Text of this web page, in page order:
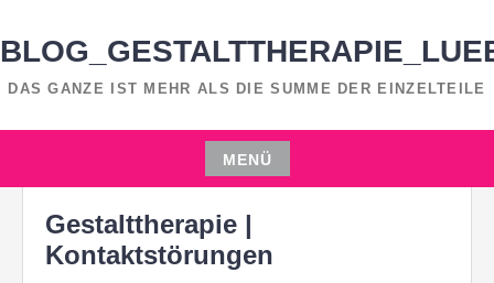
Inhalt
DAS GANZE IST MEHR ALS DIE SUMME DER EINZELTEILE
MENÜ
Zum
Inhalt
springen
MOON STEGK
Gestalttherapie |
Kontaktstörungen